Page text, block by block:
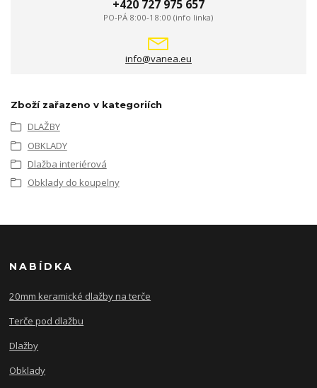
+420 727 975 657
PO-PÁ 8:00-18:00 (info linka)
info@vanea.eu
Zboží zařazeno v kategoriích
DLAŽBY
OBKLADY
Dlažba interiérová
Obklady do koupelny
NABÍDKA
20mm keramické dlažby na terče
Terče pod dlažbu
Dlažby
Obklady